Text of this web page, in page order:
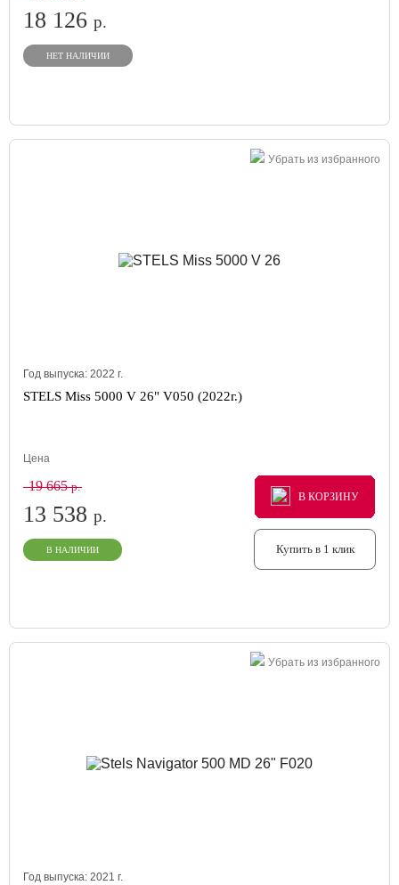
18 126 р.
НЕТ НАЛИЧИИ
Убрать из избранного
Год выпуска: 2022 г.
STELS Miss 5000 V 26" V050 (2022г.)
Цена
19 665р.
13 538 р.
В НАЛИЧИИ
В КОРЗИНУ
В КОРЗИНУ
В КОРЗИНУ
Купить в 1 клик
Убрать из избранного
Год выпуска: 2021 г.